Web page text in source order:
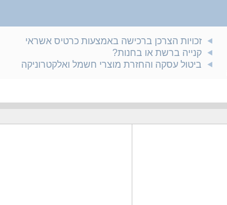
זכויות הצרכן ברכישה באמצעות כרטיס אשראי
קנייה ברשת או בחנות?
ביטול עסקה והחזרת מוצרי חשמל ואלקטרוניקה